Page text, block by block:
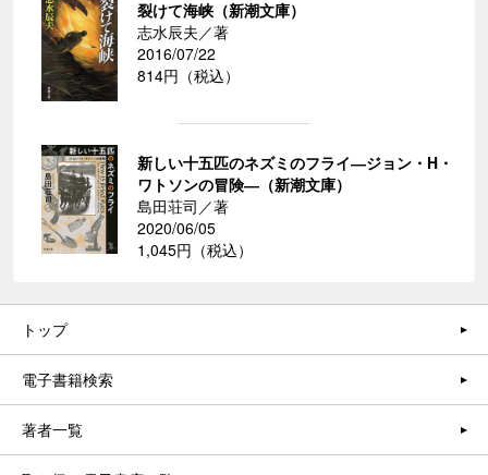
裂けて海峡（新潮文庫）
志水辰夫／著
2016/07/22
814円（税込）
新しい十五匹のネズミのフライ―ジョン・H・
ワトソンの冒険―（新潮文庫）
島田荘司／著
2020/06/05
1,045円（税込）
トップ
電子書籍検索
著者一覧